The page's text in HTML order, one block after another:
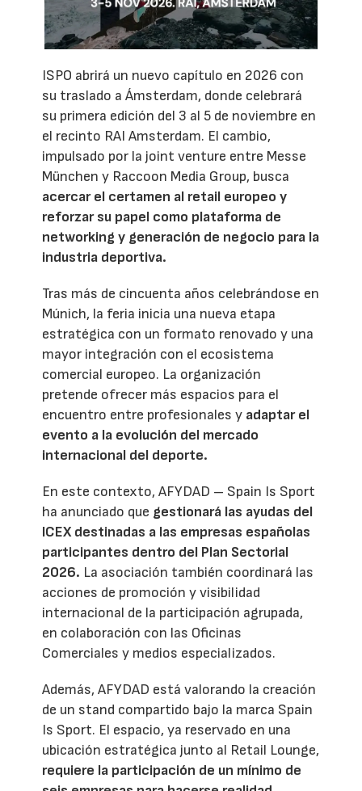
ISPO abrirá un nuevo capítulo en 2026 con
su traslado a Ámsterdam, donde celebrará
su primera edición del 3 al 5 de noviembre en
el recinto RAI Amsterdam. El cambio,
impulsado por la joint venture entre Messe
München y Raccoon Media Group, busca
acercar el certamen al retail europeo y
reforzar su papel como plataforma de
networking y generación de negocio para la
industria deportiva.
Tras más de cincuenta años celebrándose en
Múnich, la feria inicia una nueva etapa
estratégica con un formato renovado y una
mayor integración con el ecosistema
comercial europeo. La organización
pretende ofrecer más espacios para el
encuentro entre profesionales y adaptar el
evento a la evolución del mercado
internacional del deporte.
En este contexto, AFYDAD – Spain Is Sport
ha anunciado que gestionará las ayudas del
ICEX destinadas a las empresas españolas
participantes dentro del Plan Sectorial
2026. La asociación también coordinará las
acciones de promoción y visibilidad
internacional de la participación agrupada,
en colaboración con las Oficinas
Comerciales y medios especializados.
Además, AFYDAD está valorando la creación
de un stand compartido bajo la marca Spain
Is Sport. El espacio, ya reservado en una
ubicación estratégica junto al Retail Lounge,
requiere la participación de un mínimo de